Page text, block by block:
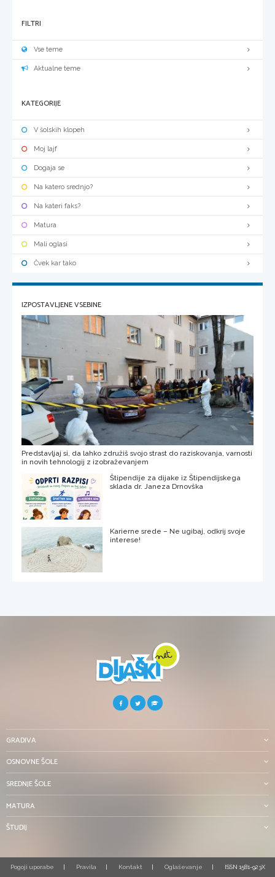
FILTRI
Vse teme
Aktualne teme
KATEGORIJE
V šolskih klopeh
Moj lajf
Dogaja se
Na katero srednjo?
Na kateri faks?
Matura
Mali oglasi
Čvek kar tako
IZPOSTAVLJENE VSEBINE
Predstavljaj si, da lahko združiš svojo strast do raziskovanja, varnosti
in novih tehnologij z izobraževanjem
Štipendije za dijake iz Štipendijskega
sklada dr. Janeza Drnovška
Karierne srede – Ne ugibaj, odkrij svoje
interese!
GRADIVA
OSNOVNE ŠOLE
SREDNJE ŠOLE
MATURA
ŠTUDIJ
Pogoji uporabe Pravila Kontakt Oglaševanje ISSN 1581-923X